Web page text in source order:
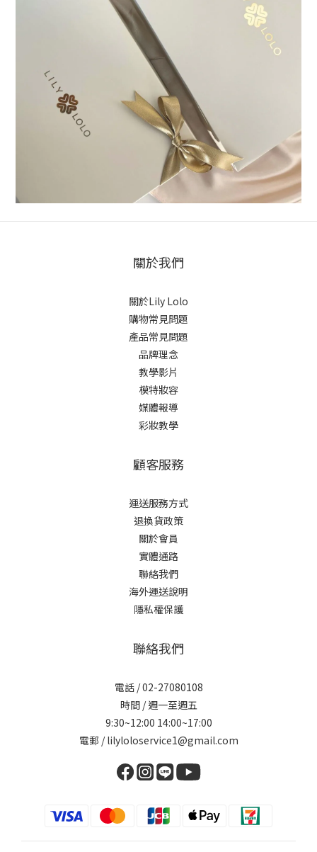
關於我們
關於Lily Lolo
購物常見問題
產品常見問題
品牌理念
教學影片
模特妝容
媒體報導
彩妝教學
顧客服務
運送服務方式
退換貨政策
關於會員
實體通路
聯絡我們
海外運送說明
隱私權保護
聯絡我們
電話 / 02-27080108
時間 / 週一至週五
9:30~12:00 14:00~17:00
電郵 / lilyloloservice1@gmail.com